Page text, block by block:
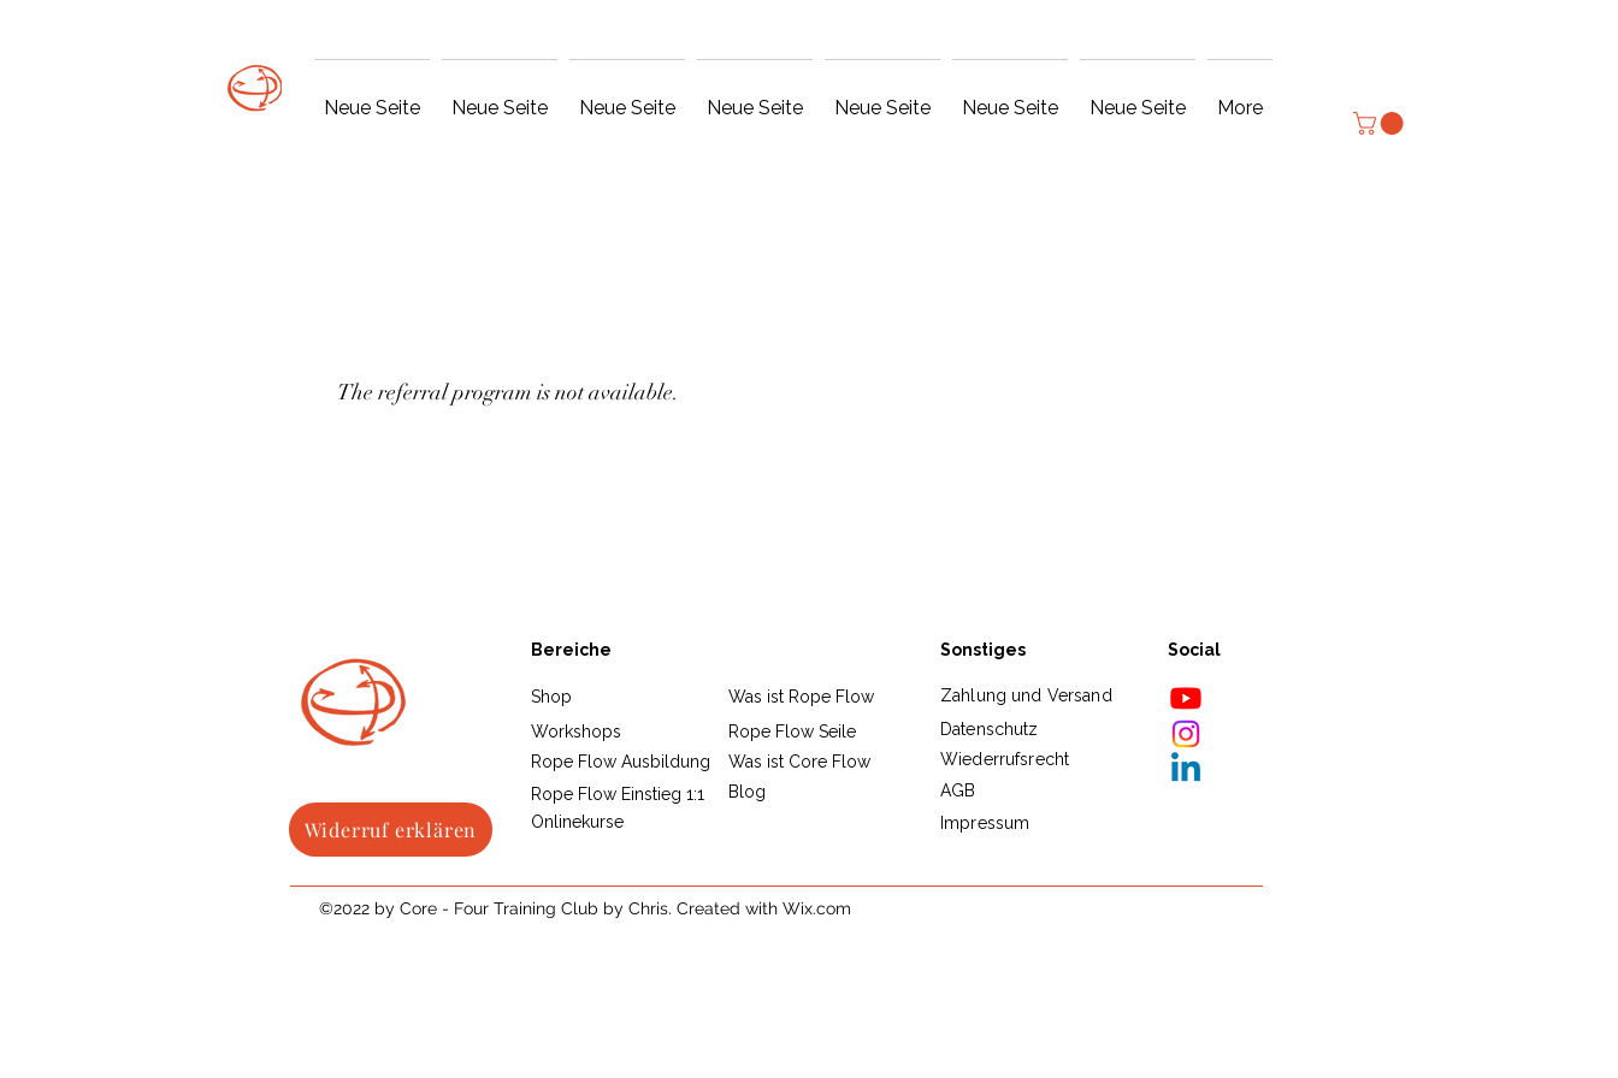
Neue Seite Neue Seite Neue Seite Neue Seite Neue Seite Neue Seite Neue Seite More
The referral program is not available.
Widerruf erklären
Bereiche
Shop
Workshops
Rope Flow Ausbildung
Rope Flow Einstieg 1:1
Was ist Rope Flow
Rope Flow Seile
Was ist Core Flow
Blog
Onlinekurse
Sonstiges
Zahlung und Versand
Datenschutz
Wiederrufsrecht
AGB
Impressum
Social
©2022 by Core - Four Training Club by Chris. Created with Wix.com